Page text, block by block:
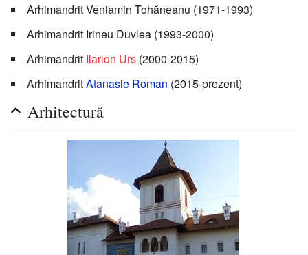
Arhimandrit Veniamin Tohăneanu (1971-1993)
Arhimandrit Irineu Duvlea (1993-2000)
Arhimandrit Ilarion Urs (2000-2015)
ArhimandritAtanasie Roman (2015-prezent)
Arhitectură